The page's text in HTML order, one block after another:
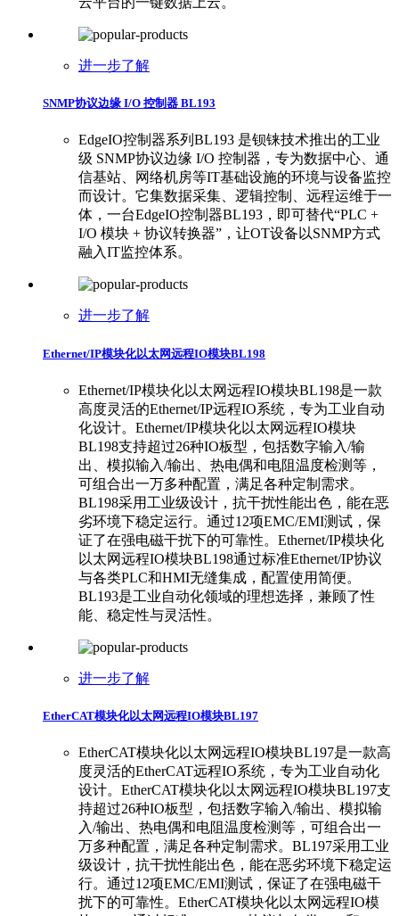
进一步了解
SNMP协议边缘 I/O 控制器 BL193
EdgeIO控制器系列BL193 是钡铼技术推出的工业
级 SNMP协议边缘 I/O 控制器，专为数据中心、通
信基站、网络机房等IT基础设施的环境与设备监控
而设计。它集数据采集、逻辑控制、远程运维于一
体，一台EdgeIO控制器BL193，即可替代“PLC +
I/O 模块 + 协议转换器”，让OT设备以SNMP方式
融入IT监控体系。
进一步了解
Ethernet/IP模块化以太网远程IO模块BL198
Ethernet/IP模块化以太网远程IO模块BL198是一款
高度灵活的Ethernet/IP远程IO系统，专为工业自动
化设计。Ethernet/IP模块化以太网远程IO模块
BL198支持超过26种IO板型，包括数字输入/输
出、模拟输入/输出、热电偶和电阻温度检测等，
可组合出一万多种配置，满足各种定制需求。
BL198采用工业级设计，抗干扰性能出色，能在恶
劣环境下稳定运行。通过12项EMC/EMI测试，保
证了在强电磁干扰下的可靠性。Ethernet/IP模块化
以太网远程IO模块BL198通过标准Ethernet/IP协议
与各类PLC和HMI无缝集成，配置使用简便。
BL193是工业自动化领域的理想选择，兼顾了性
能、稳定性与灵活性。
进一步了解
EtherCAT模块化以太网远程IO模块BL197
EtherCAT模块化以太网远程IO模块BL197是一款高
度灵活的EtherCAT远程IO系统，专为工业自动化
设计。EtherCAT模块化以太网远程IO模块BL197支
持超过26种IO板型，包括数字输入/输出、模拟输
入/输出、热电偶和电阻温度检测等，可组合出一
万多种配置，满足各种定制需求。BL197采用工业
级设计，抗干扰性能出色，能在恶劣环境下稳定运
行。通过12项EMC/EMI测试，保证了在强电磁干
扰下的可靠性。EtherCAT模块化以太网远程IO模